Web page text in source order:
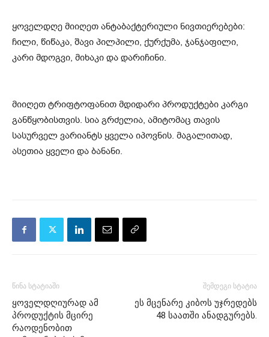
ყოველდღე მიიღეთ ანტაბაქტერიული ნივთიერებები:
ჩილი, წიწაკა, შავი პილპილი, ქურქუმა, ჯანჯაფილი,
კარი მდოგვი, მიხაკი და დარიჩინი.
მიიღეთ ტრიფტოფანით მდიდარი პროდუქტები კარგი
განწყობისთვის. სია გრძელია, ამიტომაც თავის
სასურველ ვარიანტს ყველა იპოვნის. მაგალითად,
ასეთია ყველი და ბანანი.
წინა სტატიაში
ყოველდღიურად ამ
პროდუქტის მცირე
რაოდენობით
შემდეგი სტატია
ეს მცენარე კიბოს უჯრედებს
48 საათში ანადგურებს.